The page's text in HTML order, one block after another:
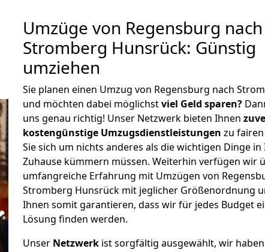
Umzüge von Regensburg nach
Stromberg Hunsrück: Günstig
umziehen
Sie planen einen Umzug von Regensburg nach
und möchten dabei möglichstviel Geld sparen?
uns genau richtig! Unser Netzwerk bieten Ihnen
kostengünstige Umzugsdienstleistungen zu
Sie sich um nichts anderes als die wichtigen Dinge
Zuhause kümmern müssen. Weiterhin verfügen wir
umfangreiche Erfahrung mit Umzügen von
Stromberg Hunsrück mit jeglicher Größenordnung
Ihnen somit garantieren, dass wir für jedes Budget
Lösung finden werden.
Unser Netzwerk ist sorgfältig ausgewählt, wir haben